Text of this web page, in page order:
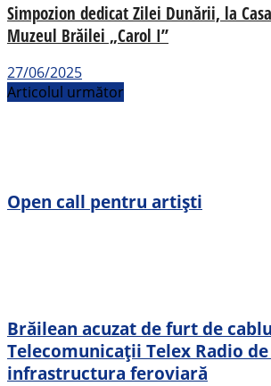
Simpozion dedicat Zilei Dunării, la
Muzeul Brăilei „Carol I”
27/06/2025
Articolul următor
Open call pentru artiști
Brăilean acuzat de furt de
Telecomunicații Telex Radio
infrastructura feroviară